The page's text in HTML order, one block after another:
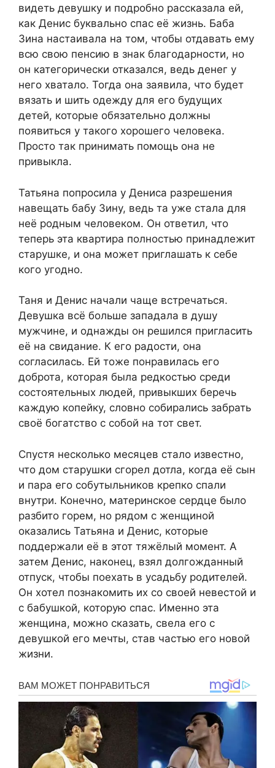
видеть девушку и подробно рассказала ей,
как Денис буквально спас её жизнь. Баба
Зина настаивала на том, чтобы отдавать ему
всю свою пенсию в знак благодарности, но
он категорически отказался, ведь денег у
него хватало. Тогда она заявила, что будет
вязать и шить одежду для его будущих
детей, которые обязательно должны
появиться у такого хорошего человека.
Просто так принимать помощь она не
привыкла.
Татьяна попросила у Дениса разрешения
навещать бабу Зину, ведь та уже стала для
неё родным человеком. Он ответил, что
теперь эта квартира полностью принадлежит
старушке, и она может приглашать к себе
кого угодно.
Таня и Денис начали чаще встречаться.
Девушка всё больше западала в душу
мужчине, и однажды он решился пригласить
её на свидание. К его радости, она
согласилась. Ей тоже понравилась его
доброта, которая была редкостью среди
состоятельных людей, привыкших беречь
каждую копейку, словно собирались забрать
своё богатство с собой на тот свет.
Спустя несколько месяцев стало известно,
что дом старушки сгорел дотла, когда её сын
и пара его собутыльников крепко спали
внутри. Конечно, материнское сердце было
разбито горем, но рядом с женщиной
оказались Татьяна и Денис, которые
поддержали её в этот тяжёлый момент. А
затем Денис, наконец, взял долгожданный
отпуск, чтобы поехать в усадьбу родителей.
Он хотел познакомить их со своей невестой и
с бабушкой, которую спас. Именно эта
женщина, можно сказать, свела его с
девушкой его мечты, став частью его новой
жизни.